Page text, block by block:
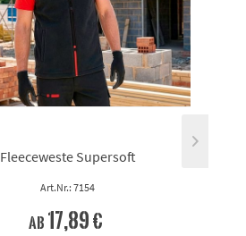
Fleeceweste Supersoft
Art.Nr.: 7154
ab 17,89 €